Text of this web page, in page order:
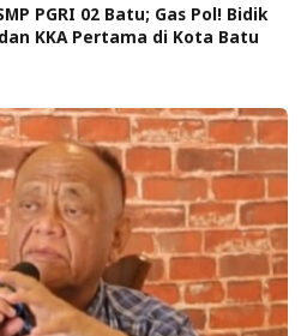
PGRI 02 Batu; Gas Pol! Bidik
KKA Pertama di Kota Batu